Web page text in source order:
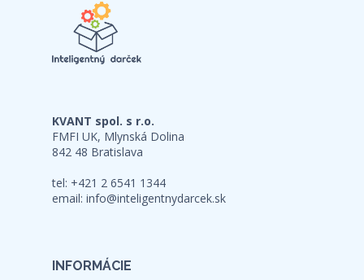
KVANT spol. s r.o.
FMFI UK, Mlynská Dolina
842 48 Bratislava
tel: +421 2 6541 1344
email: info@inteligentnydarcek.sk
INFORMÁCIE